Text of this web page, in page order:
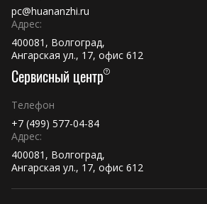
pc@huananzhi.ru
Адрес:
400081, Волгоград,
Ангарская ул., 17, офис 612
Сервисный центр
Телефон
+7 (499) 577-04-84
Адрес:
400081, Волгоград,
Ангарская ул., 17, офис 612